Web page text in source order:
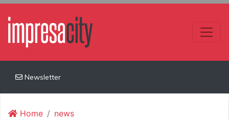
Newsletter
Home
news